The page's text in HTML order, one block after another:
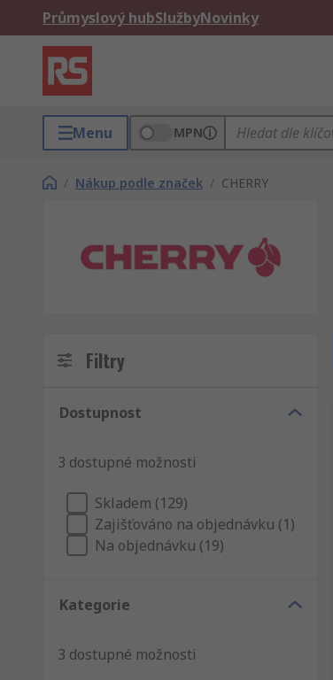
Průmyslový hubSlužbyNovinky
Menu MPN
/ Nákup podle značek / CHERRY
Filtry
Dostupnost
3 dostupné možnosti
Skladem (129)
Zajišťováno na objednávku (1)
Na objednávku (19)
Kategorie
3 dostupné možnosti